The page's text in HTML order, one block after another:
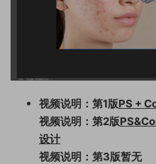
视频说明：第1版PS +
视频说明：第2版
设计
视频说明：第3版暂无